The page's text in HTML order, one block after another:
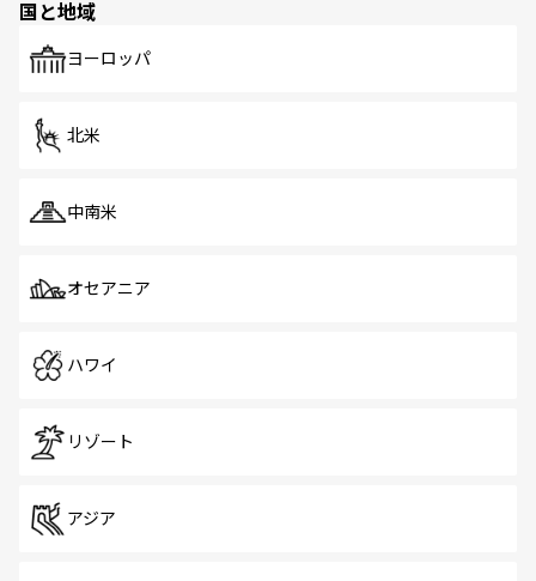
で、ホーカーズは地元の風情を楽しめる外せないスポット
国と地域
ヨーロッパ
北米
中南米
オセアニア
ハワイ
リゾート
アジア